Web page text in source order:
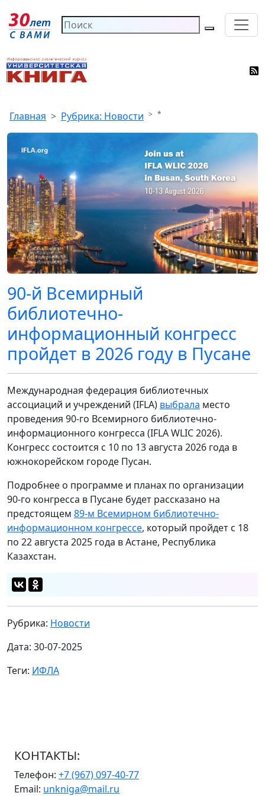
Главная Рубрика: Новости *
90-й Всемирный
библиотечно-
информационный конгресс
пройдет в 2026 году в Пусане
Международная федерация библиотечных
ассоциаций и учреждений (IFLA) выбрала место
проведения 90-го Всемирного библиотечно-
информационного конгресса (IFLA WLIC 2026).
Конгресс состоится с 10 по 13 августа 2026 года в
южнокорейском городе Пусан.
Подробнее о программе и планах по организации
90-го конгресса в Пусане будет рассказано на
предстоящем 89-м Всемирном библиотечно-
информационном конгрессе, который пройдет с 18
по 22 августа 2025 года в Астане, Республика
Казахстан.
Рубрика: Новости
Дата: 30-07-2025
Теги: ИФЛА
КОНТАКТЫ:
Телефон: +7 (967) 097-40-77
Email: unkniga@mail.ru